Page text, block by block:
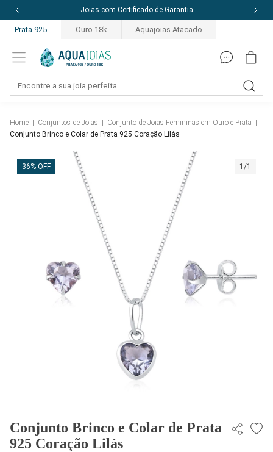
Joias com Certificado de Garantia
Prata 925 Ouro 18k Aquajoias Atacado
Home Conjuntos de Joias Conjunto de Joias Femininas em Ouro e Prata
Conjunto Brinco e Colar de Prata 925 Coração Lilás
36% OFF 1/1
Conjunto Brinco e Colar de Prata
925 Coração Lilás